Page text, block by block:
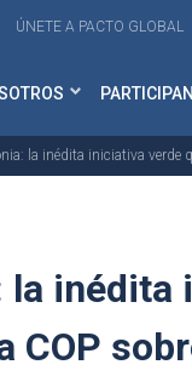
ÚNETE A PACTO GLOBAL
la inédita iniciativa verde
inédita
COP